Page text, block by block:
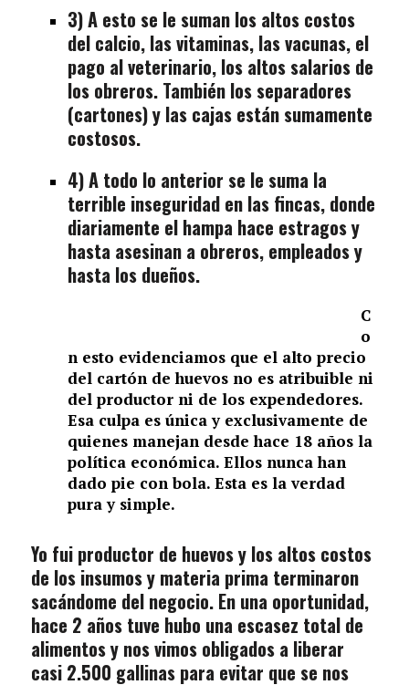
3) A esto se le suman los altos costos
del calcio, las vitaminas, las vacunas, el
pago al veterinario, los altos salarios de
los obreros. También los separadores
(cartones) y las cajas están sumamente
costosos.
4) A todo lo anterior se le suma la
terrible inseguridad en las fincas, donde
diariamente el hampa hace estragos y
hasta asesinan a obreros, empleados y
hasta los dueños.
C
o
n esto evidenciamos que el alto precio
del cartón de huevos no es atribuible ni
del productor ni de los expendedores.
Esa culpa es única y exclusivamente de
quienes manejan desde hace 18 años la
política económica. Ellos nunca han
dado pie con bola. Esta es la verdad
pura y simple.
Yo fui productor de huevos y los altos costos
de los insumos y materia prima terminaron
sacándome del negocio. En una oportunidad,
hace 2 años tuve hubo una escasez total de
alimentos y nos vimos obligados a liberar
casi 2.500 gallinas para evitar que se nos